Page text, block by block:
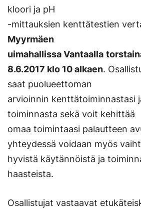
kloori ja pH
-mittauksien kenttätestien
Myyrmäen
uimahallissa Vantaalla
8.6.2017 klo 10 alkaen.
saat puolueettoman
arvioinnin kenttätoiminnastasi
toiminnasta sekä voit kehittää
omaa toimintaasi palautteen
yhteydessä voidaan myös
hyvistä käytännöistä ja
haasteista.
Osallistujat vastaavat